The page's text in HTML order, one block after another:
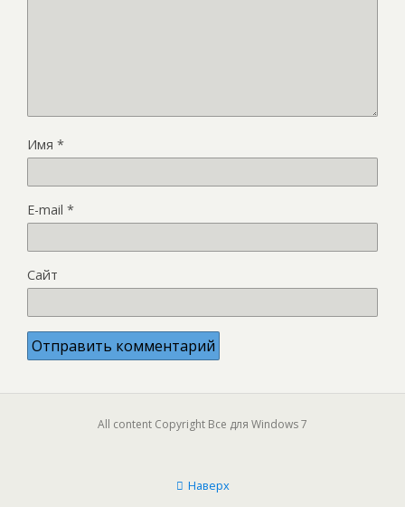
Имя *
E-mail *
Сайт
All content Copyright Все для Windows 7
Наверх